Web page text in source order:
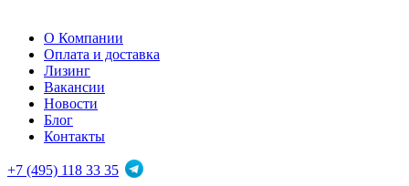
О Компании
Оплата и доставка
Лизинг
Вакансии
Новости
Блог
Контакты
+7 (495) 118 33 35